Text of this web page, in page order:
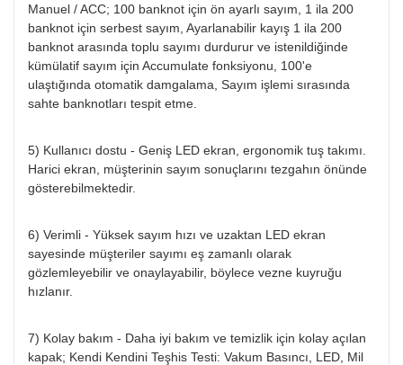
Manuel / ACC; 100 banknot için ön ayarlı sayım, 1 ila 200
banknot için serbest sayım, Ayarlanabilir kayış 1 ila 200
banknot arasında toplu sayımı durdurur ve istenildiğinde
kümülatif sayım için Accumulate fonksiyonu, 100'e
ulaştığında otomatik damgalama, Sayım işlemi sırasında
sahte banknotları tespit etme.
5) Kullanıcı dostu - Geniş LED ekran, ergonomik tuş takımı.
Harici ekran, müşterinin sayım sonuçlarını tezgahın önünde
gösterebilmektedir.
6) Verimli - Yüksek sayım hızı ve uzaktan LED ekran
sayesinde müşteriler sayımı eş zamanlı olarak
gözlemleyebilir ve onaylayabilir, böylece vezne kuyruğu
hızlanır.
7) Kolay bakım - Daha iyi bakım ve temizlik için kolay açılan
kapak; Kendi Kendini Teşhis Testi: Vakum Basıncı, LED, Mil